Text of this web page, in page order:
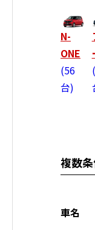
N-
ONE
56
台
複数
車名